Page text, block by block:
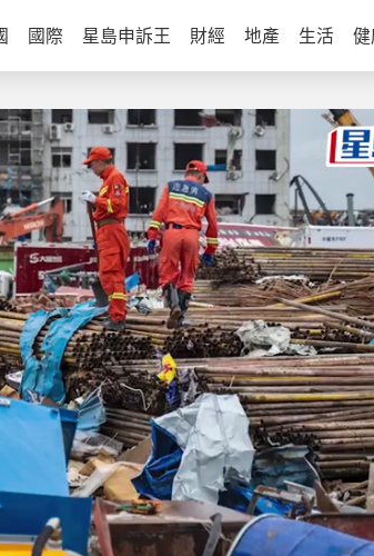
國際 星島申訴王 財經 地產 生活 健